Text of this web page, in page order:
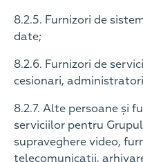
8.2.5. Furnizori de
date;
8.2.6. Furnizori de
cesionari,
8.2.7. Alte persoane și
serviciilor pentru
supraveghere video,
telecomunicații,